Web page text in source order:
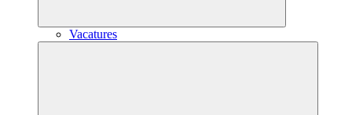
Vacatures